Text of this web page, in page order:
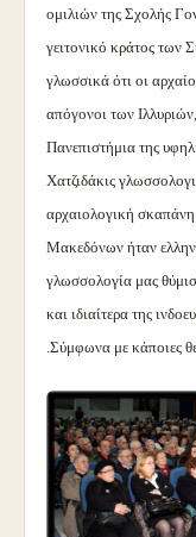
ομιλιών της Σχολής
γειτονικό κράτος των
γλωσσικά ότι οι
απόγονοι των
Πανεπιστήμια της
Χατζιδάκις
αρχαιολογική
Μακεδόνων ήταν
γλωσσολογία μας
και ιδιαίτερα της
.Σύμφωνα με κάποιες